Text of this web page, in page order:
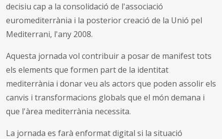
decisiu cap a la consolidació de l'associació
euromediterrània i la posterior creació de la Unió pel
Mediterrani, l'any 2008.
Aquesta jornada vol contribuir a posar de manifest tots
els elements que formen part de la identitat
mediterrània i donar veu als actors que poden assolir els
canvis i transformacions globals que el món demana i
que l'àrea mediterrània necessita.
La jornada es farà enformat digital si la situació